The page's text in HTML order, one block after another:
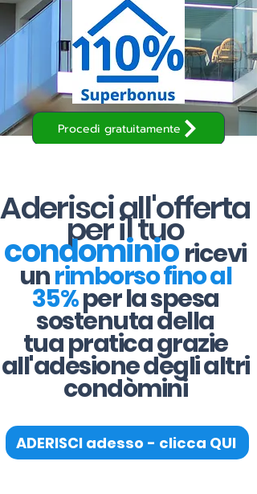
Procedi gratuitamente
Aderisci all'offerta
per il tuo
condominioricevi
unrimborso fino al
35%per la spesa
sostenuta della
tua pratica grazie
all'adesione degli altri
condòmini
ADERISCI adesso - clicca QUI